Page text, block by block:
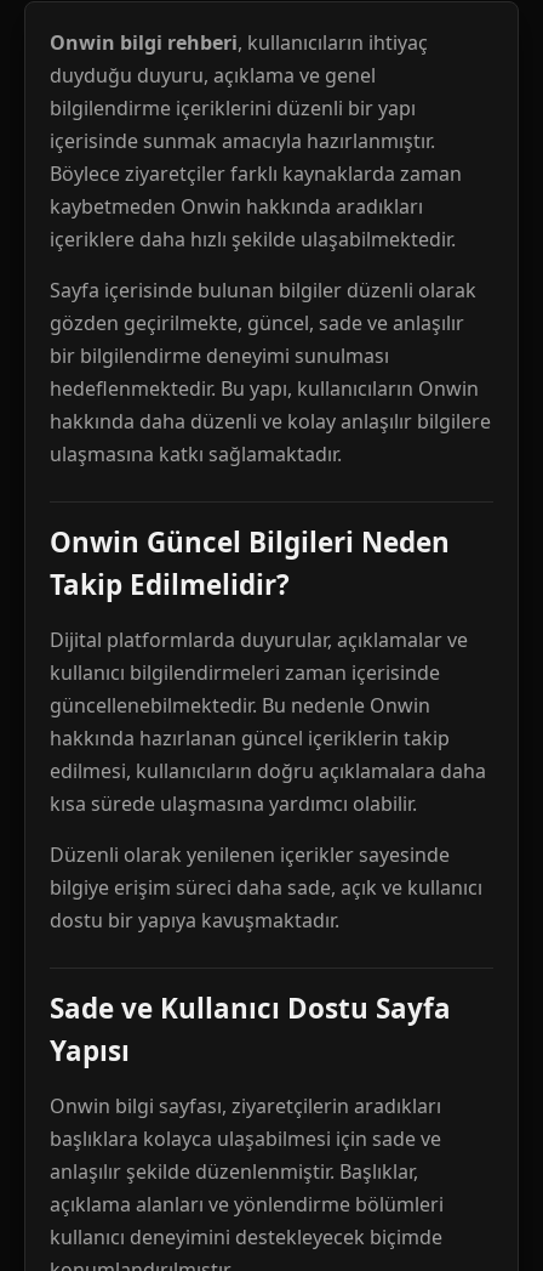
Onwin bilgi rehberi, kullanıcıların ihtiyaç
duyduğu duyuru, açıklama ve genel
bilgilendirme içeriklerini düzenli bir yapı
içerisinde sunmak amacıyla hazırlanmıştır.
Böylece ziyaretçiler farklı kaynaklarda zaman
kaybetmeden Onwin hakkında aradıkları
içeriklere daha hızlı şekilde ulaşabilmektedir.
Sayfa içerisinde bulunan bilgiler düzenli olarak
gözden geçirilmekte, güncel, sade ve anlaşılır
bir bilgilendirme deneyimi sunulması
hedeflenmektedir. Bu yapı, kullanıcıların Onwin
hakkında daha düzenli ve kolay anlaşılır bilgilere
ulaşmasına katkı sağlamaktadır.
Onwin Güncel Bilgileri Neden
Takip Edilmelidir?
Dijital platformlarda duyurular, açıklamalar ve
kullanıcı bilgilendirmeleri zaman içerisinde
güncellenebilmektedir. Bu nedenle Onwin
hakkında hazırlanan güncel içeriklerin takip
edilmesi, kullanıcıların doğru açıklamalara daha
kısa sürede ulaşmasına yardımcı olabilir.
Düzenli olarak yenilenen içerikler sayesinde
bilgiye erişim süreci daha sade, açık ve kullanıcı
dostu bir yapıya kavuşmaktadır.
Sade ve Kullanıcı Dostu Sayfa
Yapısı
Onwin bilgi sayfası, ziyaretçilerin aradıkları
başlıklara kolayca ulaşabilmesi için sade ve
anlaşılır şekilde düzenlenmiştir. Başlıklar,
açıklama alanları ve yönlendirme bölümleri
kullanıcı deneyimini destekleyecek biçimde